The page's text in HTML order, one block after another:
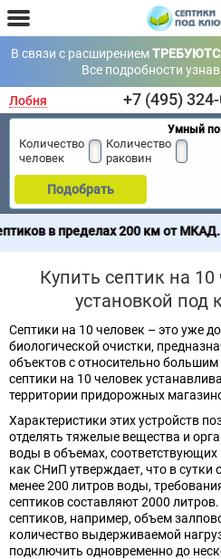
В связи с расширением
Все подробности
Лобня +7 (495)
Умный
Количество
человек
Количество
раковин
Подобрать
200 км от МКАД. Продажа
Купить септик на
установкой под
Септики на 10 человек – это уже
биологической очистки,
объектов с относительно
септики на 10 человек
территории придорожных
Характеристики этих устройств
отделять тяжелые вещества и
воды в объемах,
как СНиП утверждает, что в сутки
менее 200 литров воды,
септиков составляют 2000
септиков, например, объем
количество выдерживаемой
подключить одновременно до